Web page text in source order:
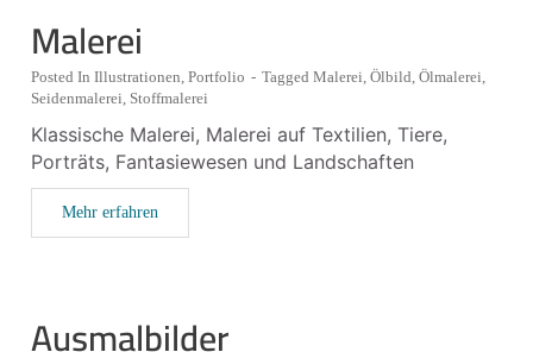
Malerei
Posted In Illustrationen Portfolio - Tagged Malerei Ölbild Ölmalerei
Seidenmalerei Stoffmalerei
Klassische Malerei, Malerei auf Textilien, Tiere,
Porträts, Fantasiewesen und Landschaften
Mehr erfahren
Ausmalbilder